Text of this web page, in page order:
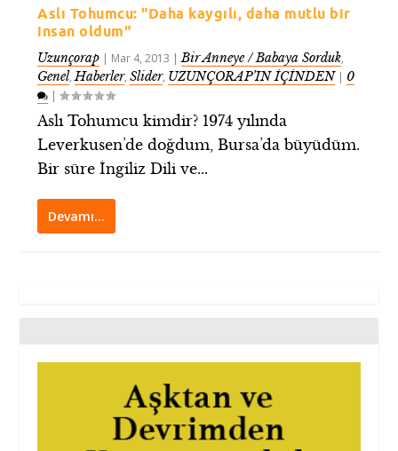
Aslı Tohumcu: "Daha kaygılı, daha mutlu bir
insan oldum"
Uzunçorap | Mar 4, 2013 |Bir Anneye / Babaya Sorduk,
Genel,Haberler,Slider, UZUNÇORAP’IN İÇİNDEN| 0
|
Aslı Tohumcu kimdir? 1974 yılında
Leverkusen’de doğdum, Bursa’da büyüdüm.
Bir süre İngiliz Dili ve...
Devamı…